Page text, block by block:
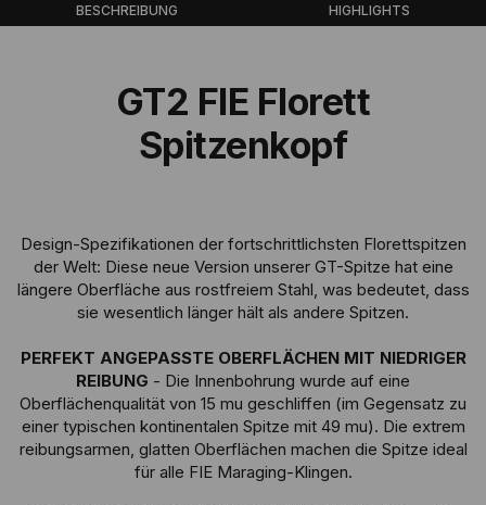
BESCHREIBUNG HIGHLIGHTS
GT2 FIE Florett
Spitzenkopf
Design-Spezifikationen der fortschrittlichsten Florettspitzen
der Welt: Diese neue Version unserer GT-Spitze hat eine
längere Oberfläche aus rostfreiem Stahl, was bedeutet, dass
sie wesentlich länger hält als andere Spitzen.
PERFEKT ANGEPASSTE OBERFLÄCHEN MIT NIEDRIGER
REIBUNG - Die Innenbohrung wurde auf eine
Oberflächenqualität von 15 mu geschliffen (im Gegensatz zu
einer typischen kontinentalen Spitze mit 49 mu). Die extrem
reibungsarmen, glatten Oberflächen machen die Spitze ideal
für alle FIE Maraging-Klingen.